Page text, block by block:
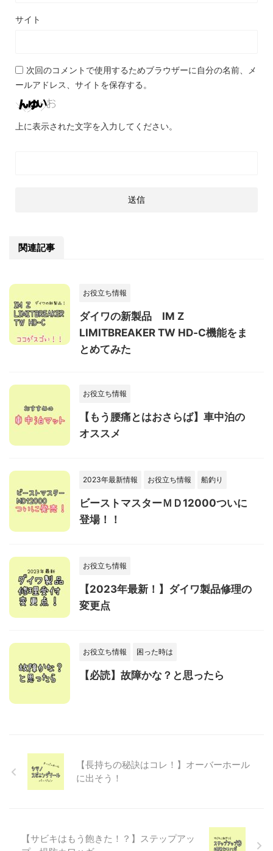
サイト
次回のコメントで使用するためブラウザーに自分の名前、メ
ールアドレス、サイトを保存する。
上に表示された文字を入力してください。
関連記事
お役立ち情報
ダイワの新製品 IM Z
LIMITBREAKER TW HD‐C機能をま
とめてみた
お役立ち情報
【もう腰痛とはおさらば】車中泊の
オススメ
2023年最新情報 お役立ち情報 船釣り
ビーストマスターＭＤ12000ついに
登場！！
お役立ち情報
【2023年最新！】ダイワ製品修理の
変更点
お役立ち情報 困った時は
【必読】故障かな？と思ったら
【長持ちの秘訣はコレ！】オーバーホール
に出そう！
【サビキはもう飽きた！？】ステップアッ